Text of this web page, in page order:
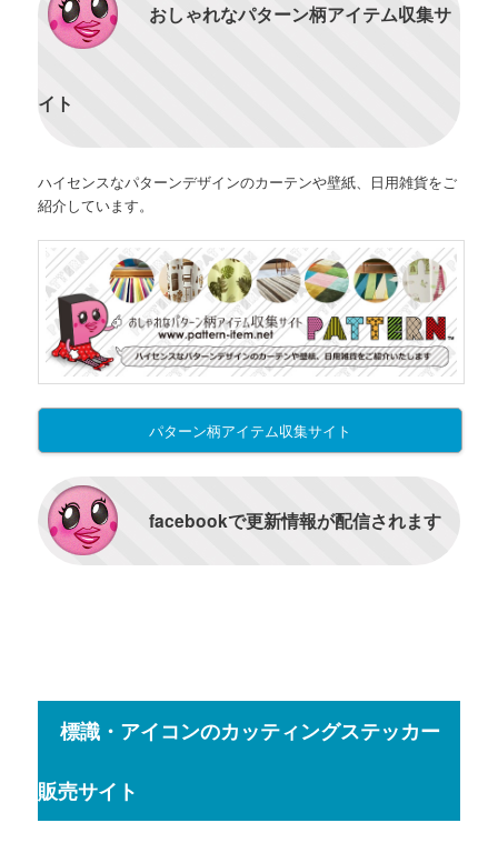
おしゃれなパターン柄アイテム収集サ
イト
ハイセンスなパターンデザインのカーテンや壁紙、日用雑貨をご
紹介しています。
パターン柄アイテム収集サイト
facebookで更新情報が配信されます
標識・アイコンのカッティングステッカー
販売サイト